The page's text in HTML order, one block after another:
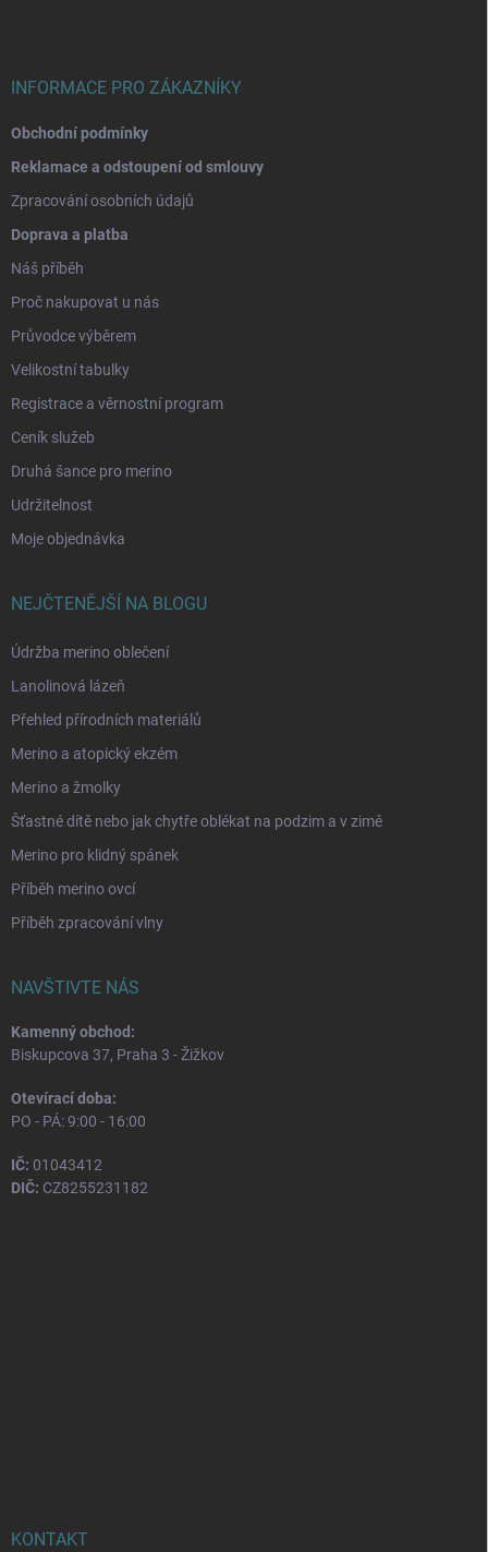
INFORMACE PRO ZÁKAZNÍKY
Obchodní podmínky
Reklamace a odstoupení od smlouvy
Zpracování osobních údajů
Doprava a platba
Náš příběh
Proč nakupovat u nás
Průvodce výběrem
Velikostní tabulky
Registrace a věrnostní program
Ceník služeb
Druhá šance pro merino
Udržitelnost
Moje objednávka
NEJČTENĚJŠÍ NA BLOGU
Údržba merino oblečení
Lanolinová lázeň
Přehled přírodních materiálů
Merino a atopický ekzém
Merino a žmolky
Šťastné dítě nebo jak chytře oblékat na podzim a v zimě
Merino pro klidný spánek
Příběh merino ovcí
Příběh zpracování vlny
NAVŠTIVTE NÁS
Kamenný obchod:
Biskupcova 37, Praha 3 - Žižkov
Otevírací doba:
PO - PÁ: 9:00 - 16:00
IČ: 01043412
DIČ: CZ8255231182
KONTAKT